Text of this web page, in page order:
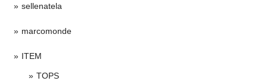
sellenatela
marcomonde
ITEM
TOPS